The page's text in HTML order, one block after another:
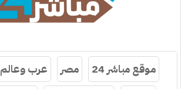
موقع مباشر 24 مصر عرب وعالم